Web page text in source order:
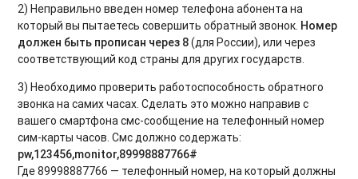
2) Неправильно введен номер телефона абонента на
который вы пытаетесь совершить обратный звонок. Номер
должен быть прописан через 8(для России), или через
соответствующий код страны для других государств.
3) Необходимо проверить работоспособность обратного
звонка на самих часах. Сделать это можно направив с
вашего смартфона смс-сообщение на телефонный номер
сим-карты часов. Смс должно содержать:
pw,123456,monitor,89998887766#
Где 89998887766 — телефонный номер, на который должны